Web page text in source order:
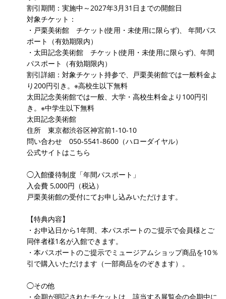
割引期間：実施中～2027年3月31日までの開館日
対象チケット：
・戸栗美術館 チケット(使用・未使用に限らず)、 年間パス
ポート（有効期限内）
・太田記念美術館 チケット(使用・未使用に限らず)、年間
パスポート（有効期限内）
割引詳細：対象チケット持参で、戸栗美術館では一般料金よ
り200円引き。※高校生以下無料
太田記念美術館では一般、大学・高校生料金より100円引
き。※中学生以下無料
太田記念美術館
住所 東京都渋谷区神宮前1-10-10
問い合わせ 050-5541-8600（ハローダイヤル）
公式サイトはこちら
◯入館優待制度「年間パスポート」
入会費 5,000円（税込）
戸栗美術館の受付にてお申し込みいただけます。
【特典内容】
・お申込日から1年間、本パスポートのご提示で会員様とご
同伴者様1名が入館できます。
・本パスポートのご提示でミュージアムショップ商品を10％
引で購入いただけます（一部商品をのぞきます）。
◯その他
・会期が明記されたチケットは、該当する展覧会の会期中に